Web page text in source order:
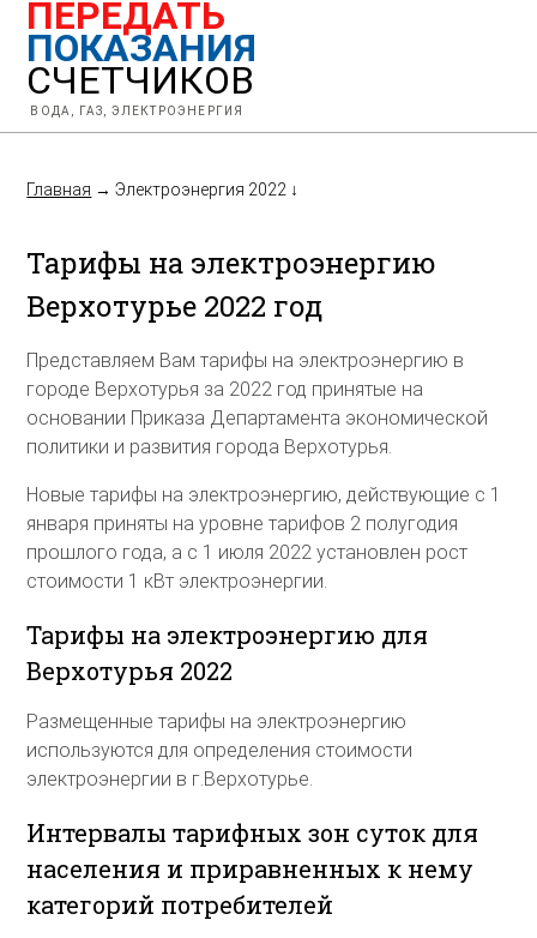
ПЕРЕДАТЬ
ПОКАЗАНИЯ
СЧЕТЧИКОВ
ВОДА, ГАЗ, ЭЛЕКТРОЭНЕРГИЯ
Главная →Электроэнергия 2022 ↓
Тарифы на электроэнергию
Верхотурье 2022 год
Представляем Вам тарифы на электроэнергию в
городе Верхотурья за 2022 год принятые на
основании Приказа Департамента экономической
политики и развития города Верхотурья.
Новые тарифы на электроэнергию, действующие с 1
января приняты на уровне тарифов 2 полугодия
прошлого года, а с 1 июля 2022 установлен рост
стоимости 1 кВт электроэнергии.
Тарифы на электроэнергию для
Верхотурья 2022
Размещенные тарифы на электроэнергию
используются для определения стоимости
электроэнергии в г.Верхотурье.
Интервалы тарифных зон суток для
населения и приравненных к нему
категорий потребителей